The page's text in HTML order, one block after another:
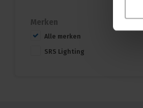
Merken
Alle merken
SRS Lighting